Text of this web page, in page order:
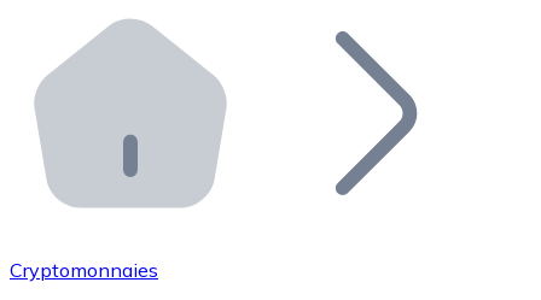
Distributeurs automatiques Bitnovo
Intégrez un ATM Bitnovo dans votre entreprise et
API Bitnovo
Intégrez notre API dans votre écosystème.
Rejoignez notre réseau de distributeurs et
Cryptomonnaies